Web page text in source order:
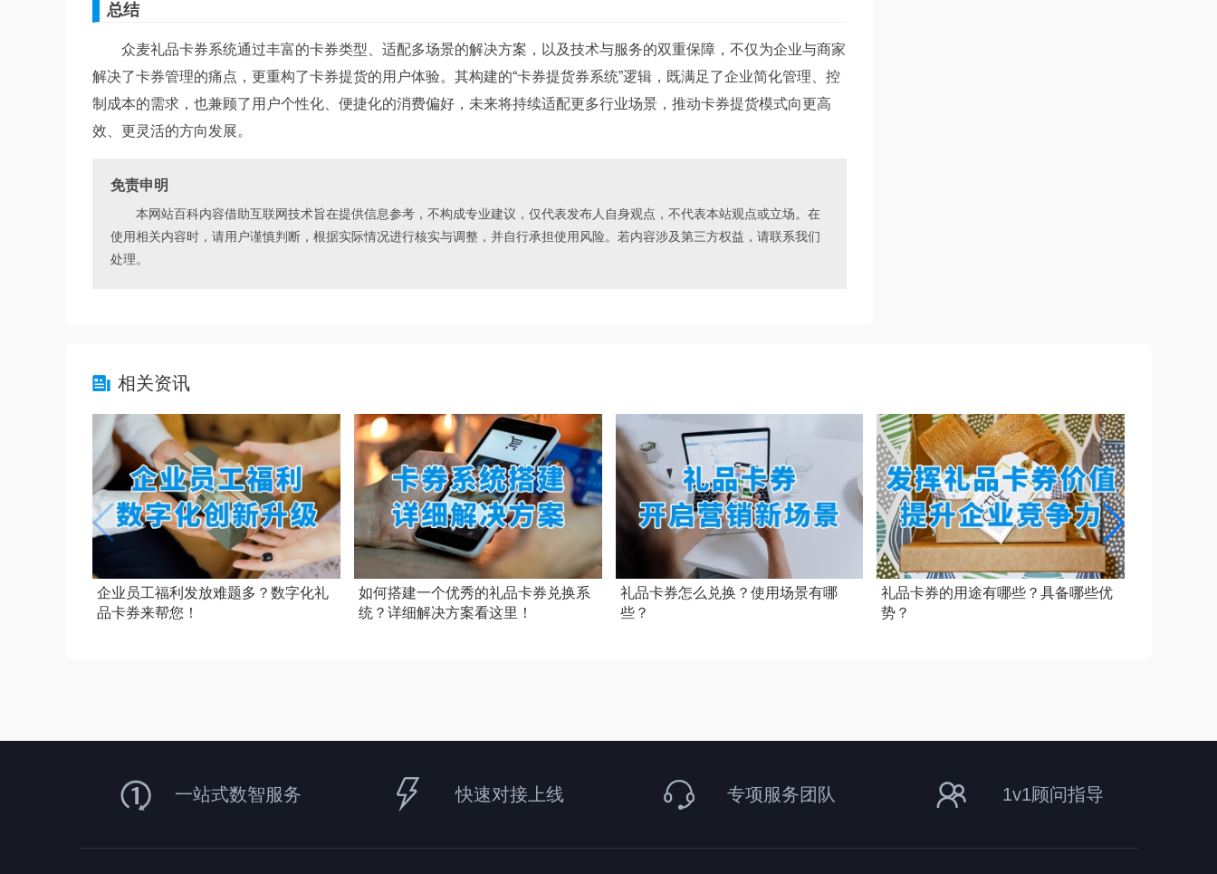
总结
众麦礼品卡券系统通过丰富的卡券类型、适配多场景的解决方案，以及技术与服务的双重保障，不仅为企业与商家
解决了卡券管理的痛点，更重构了卡券提货的用户体验。其构建的“卡券提货券系统”逻辑，既满足了企业简化管理、控
制成本的需求，也兼顾了用户个性化、便捷化的消费偏好，未来将持续适配更多行业场景，推动卡券提货模式向更高
效、更灵活的方向发展。
免责申明
本网站百科内容借助互联网技术旨在提供信息参考，不构成专业建议，仅代表发布人自身观点，不代表本站观点或立场。在
使用相关内容时，请用户谨慎判断，根据实际情况进行核实与调整，并自行承担使用风险。若内容涉及第三方权益，请联系我们
处理。
相关资讯
企业员工福利发放难题多？数字化礼
品卡券来帮您！
如何搭建一个优秀的礼品卡券兑换系
统？详细解决方案看这里！
礼品卡券怎么兑换？使用场景有哪
些？
礼品卡券的用途有哪些？具备哪些优
势？
一站式数智服务 快速对接上线 专项服务团队 1v1顾问指导